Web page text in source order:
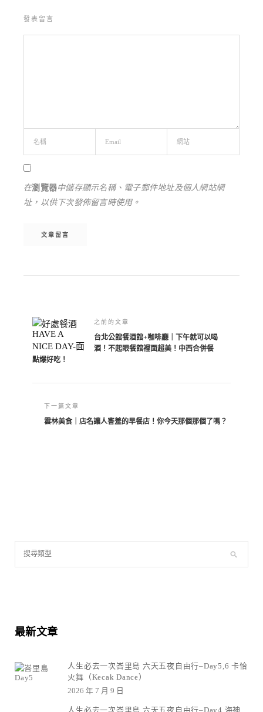
發表留言
在瀏覽器中儲存顯示名稱、電子郵件地址及個人網站網
址，以供下次發佈留言時使用。
之前的文章
台北公館餐酒館+咖啡廳｜下午就可以喝
酒！不起眼餐館裡面超美！中西合併餐
點爆好吃！
下一篇文章
雲林美食｜店名讓人害羞的早餐店！你今天那個那個了嗎？
最新文章
人生必去一次峇里島 六天五夜自由行–Day5,6 卡恰
火舞（Kecak Dance）
2026 年 7 月 9 日
人生必去一次峇里島 六天五夜自由行–Day4 海神